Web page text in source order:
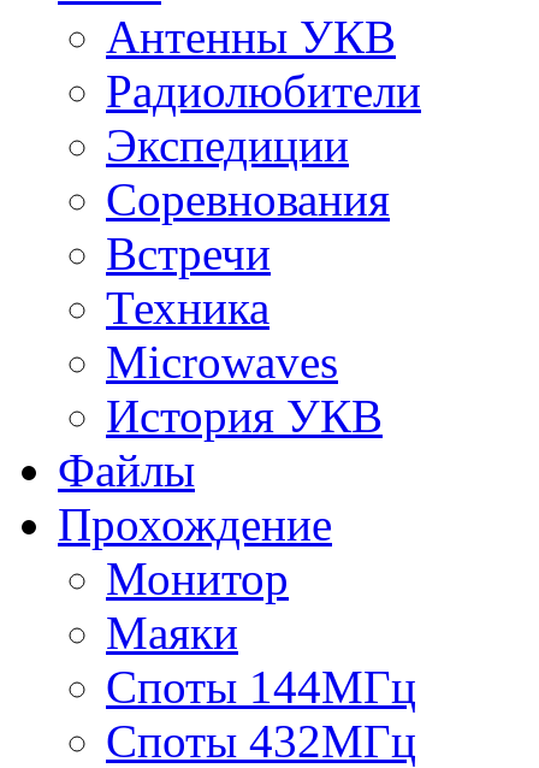
Антенны УКВ
Радиолюбители
Экспедиции
Соревнования
Встречи
Техника
Microwaves
История УКВ
Файлы
Прохождение
Монитор
Маяки
Споты 144МГц
Споты 432МГц